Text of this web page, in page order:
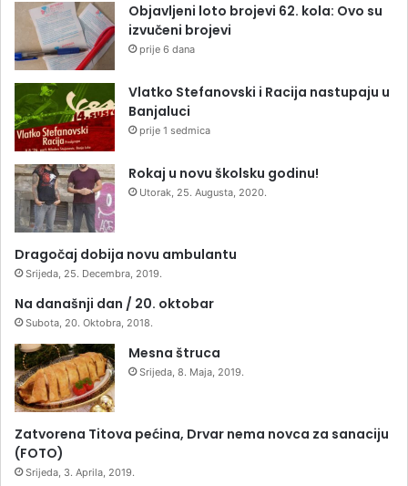
Objavljeni loto brojevi 62. kola: Ovo su
izvučeni brojevi
prije 6 dana
Vlatko Stefanovski i Racija nastupaju u
Banjaluci
prije 1 sedmica
Rokaj u novu školsku godinu!
Utorak, 25. Augusta, 2020.
Dragočaj dobija novu ambulantu
Srijeda, 25. Decembra, 2019.
Na današnji dan / 20. oktobar
Subota, 20. Oktobra, 2018.
Mesna štruca
Srijeda, 8. Maja, 2019.
Zatvorena Titova pećina, Drvar nema novca za sanaciju
(FOTO)
Srijeda, 3. Aprila, 2019.